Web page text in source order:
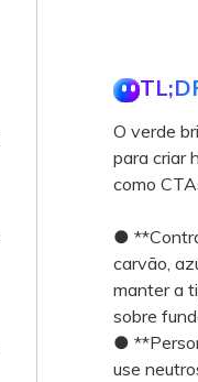
O verde
para criar
como
●
carvão,
manter a
sobre
●
use